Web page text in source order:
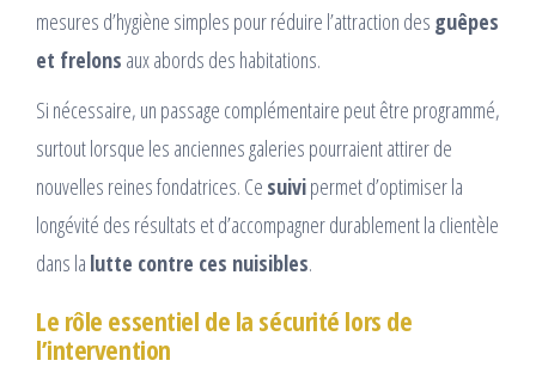
mesures d’hygiène simples pour réduire l’attraction des guêpes
et frelons aux abords des habitations.
Si nécessaire, un passage complémentaire peut être programmé,
surtout lorsque les anciennes galeries pourraient attirer de
nouvelles reines fondatrices. Ce suivipermet d’optimiser la
longévité des résultats et d’accompagner durablement la clientèle
dans la lutte contre ces nuisibles.
Le rôle essentiel de la sécurité lors de
l’intervention